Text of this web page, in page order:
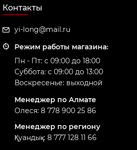
Контакты
yi-long@mail.ru
Режим работы магазина:
Пн - Пт: с 09:00 до 18:00
Суббота: с 09:00 до 13:00
Воскресенье: выходной
Менеджер по Алмате
Олеся: 8 778 900 25 86
Менеджер по региону
Қуандық: 8 777 128 11 66